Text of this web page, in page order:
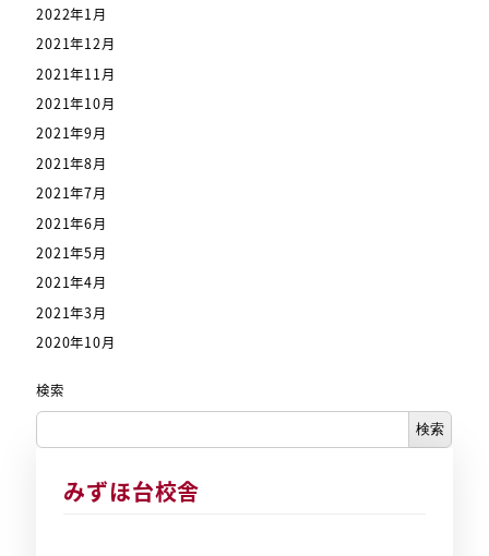
2022年1月
2021年12月
2021年11月
2021年10月
2021年9月
2021年8月
2021年7月
2021年6月
2021年5月
2021年4月
2021年3月
2020年10月
検索
検索
みずほ台校舎